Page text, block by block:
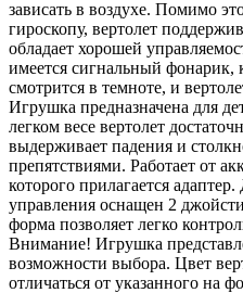
зависать в воздухе. Помимо
гироскопу, вертолет
обладает хорошей
имеется сигнальный фонарик,
смотрится в темноте, и
Игрушка предназначена для
легком весе вертолет
выдерживает падения и
препятствиями. Работает от
которого прилагается
управления оснащен 2
форма позволяет легко
Внимание! Игрушка
возможности выбора. Цвет
отличаться от указанного на